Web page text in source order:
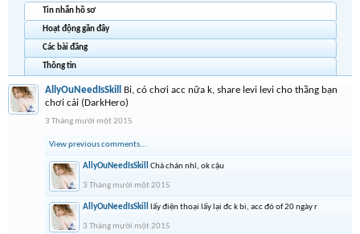
Tin nhắn hồ sơ
Hoạt động gần đây
Các bài đăng
Thông tin
AllyOuNeedIsSkill
Bi, có chơi acc nữa k, share levi levi cho thằng bạn
chơi cái (DarkHero)
3 Tháng mười một 2015
View previous comments...
AllyOuNeedIsSkill Chà chán nhỉ, ok cậu
3 Tháng mười một 2015
AllyOuNeedIsSkill lấy điện thoại lấy lại đc k bi, acc đó of 20 ngày r
3 Tháng mười một 2015